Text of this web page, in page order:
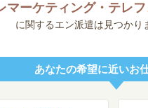
マーケティング・テレ
に関するエン派遣は見つかり
あなたの希望に近いお